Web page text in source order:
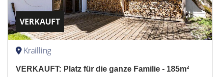
VERKAUFT
Krailling
VERKAUFT: Platz für die ganze Familie - 185m²